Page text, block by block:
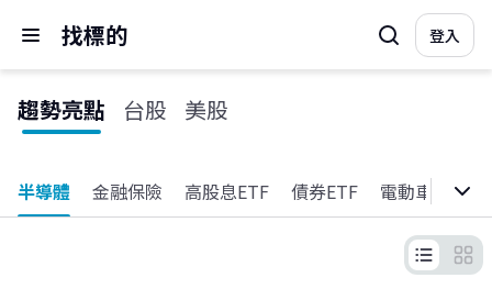
找標的 登入
趨勢亮點 台股 美股
半導體 金融保險 高股息ETF 債券ETF 電動車 醫